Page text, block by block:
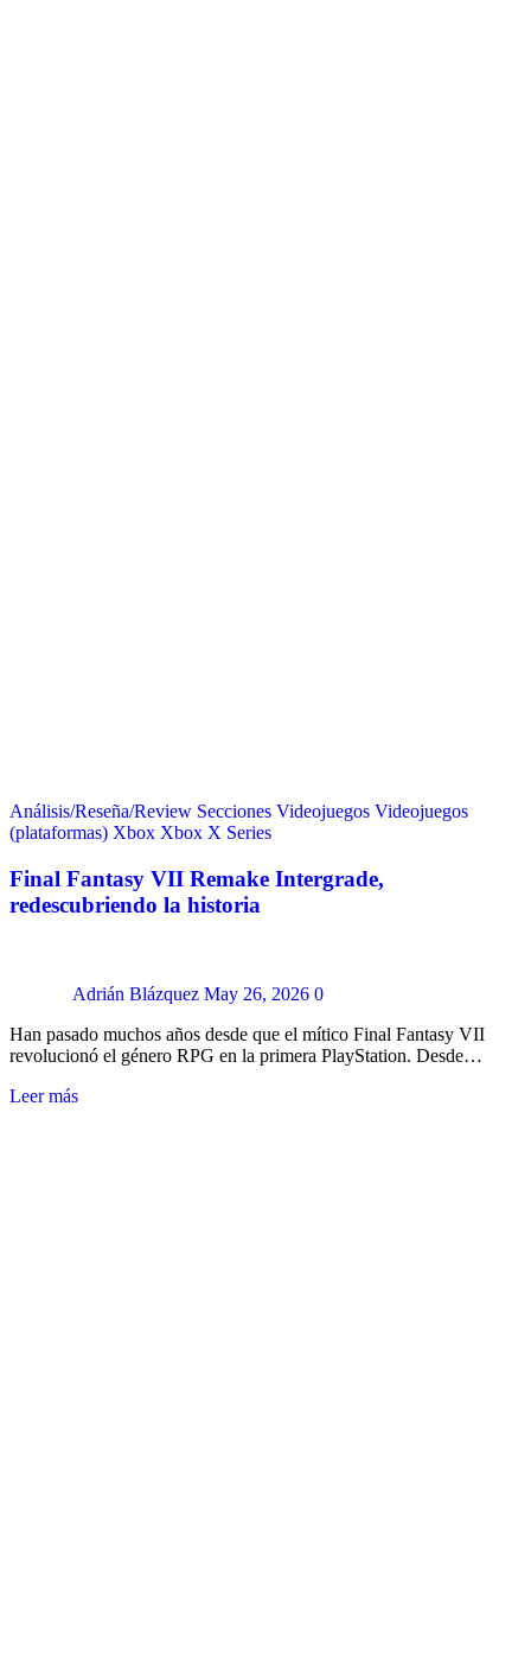
Análisis/Reseña/Review Secciones Videojuegos Videojuegos
(plataformas) Xbox Xbox X Series
Final Fantasy VII Remake Intergrade,
redescubriendo la historia
Adrián Blázquez May 26, 2026 0
Han pasado muchos años desde que el mítico Final Fantasy VII
revolucionó el género RPG en la primera PlayStation. Desde…
Leer más